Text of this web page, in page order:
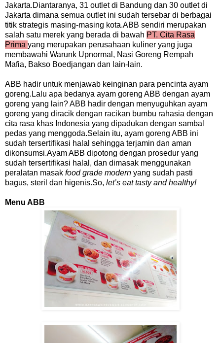
Jakarta.Diantaranya, 31 outlet di Bandung dan 30 outlet di
Jakarta dimana semua outlet ini sudah tersebar di berbagai
titik strategis masing-masing kota.ABB sendiri merupakan
salah satu merek yang berada di bawah PT. Cita Rasa
Prima yang merupakan perusahaan kuliner yang juga
membawahi Warunk Upnormal, Nasi Goreng Rempah
Mafia, Bakso Boedjangan dan lain-lain.
ABB hadir untuk menjawab keinginan para pencinta ayam
goreng.Lalu apa bedanya ayam goreng ABB dengan ayam
goreng yang lain? ABB hadir dengan menyuguhkan ayam
goreng yang diracik dengan racikan bumbu rahasia dengan
cita rasa khas Indonesia yang dipadukan dengan sambal
pedas yang menggoda.Selain itu, ayam goreng ABB ini
sudah tersertifikasi halal sehingga terjamin dan aman
dikonsumsi.Ayam ABB dipotong dengan prosedur yang
sudah tersertifikasi halal, dan dimasak menggunakan
peralatan masak food grade modern yang sudah pasti
bagus, steril dan higenis.So, let’s eat tasty and healthy!
Menu ABB